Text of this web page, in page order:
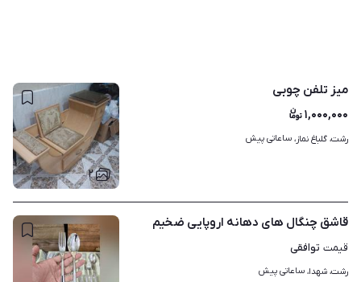
۲
میز تلفن چوبی
۱,۰۰۰,۰۰۰
رشت، گلباغ نماز، ساعاتی پیش
قاشق چنگال های دهانه اروپایی ضخیم
قیمت توافقی
رشت، شهدا، ساعاتی پیش